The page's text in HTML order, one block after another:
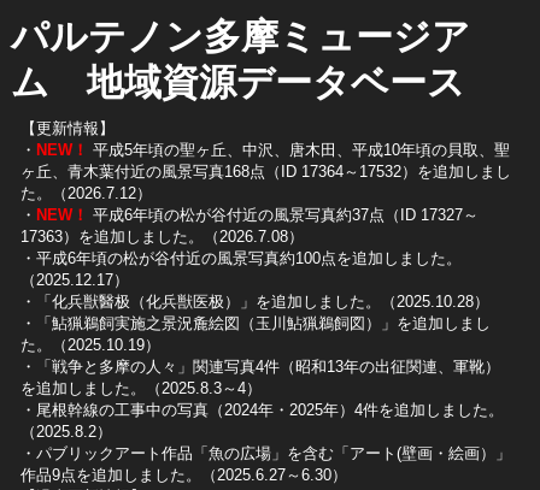
パルテノン多摩ミュージア
ム 地域資源データベース
【更新情報】
・ NEW！ 平成5年頃の聖ヶ丘、中沢、唐木田、平成10年頃の貝取、聖
ヶ丘、青木葉付近の風景写真168点（ID 17364～17532）を追加しまし
た。（2026.7.12）
・ NEW！ 平成6年頃の松が谷付近の風景写真約37点（ID 17327～
17363）を追加しました。（2026.7.08）
・平成6年頃の松が谷付近の風景写真約100点を追加しました。
（2025.12.17）
・「化兵獣醫极（化兵獣医极）」を追加しました。（2025.10.28）
・「鮎猟鵜飼実施之景況麁絵図（玉川鮎猟鵜飼図）」を追加しまし
た。（2025.10.19）
​・「戦争と多摩の人々」関連写真4件（昭和13年の出征関連、軍靴）
を追加しました。（2025.8.3～4）
​・尾根幹線の工事中の写真（2024年・2025年）4件を追加しました。
（2025.8.2）
​・パブリックアート作品「魚の広場」を含む「アート(壁画・絵画）」
作品9点を追加しました。（2025.6.27～6.30）